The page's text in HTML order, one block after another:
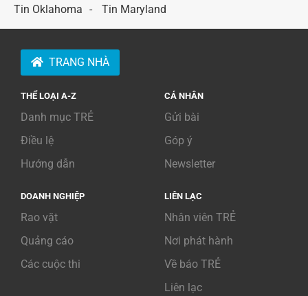
Tin Oklahoma
Tin Maryland
TRANG NHÀ
THỂ LOẠI A-Z
Danh mục TRẺ
Điều lệ
Hướng dẫn
CÁ NHÂN
Gửi bài
Góp ý
Newsletter
DOANH NGHIỆP
Rao vặt
Quảng cáo
Các cuộc thi
LIÊN LẠC
Nhân viên TRẺ
Nơi phát hành
Về báo TRẺ
Liên lạc